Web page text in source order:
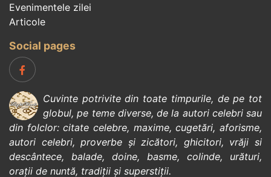
Evenimentele zilei
Articole
Social pages
Cuvinte potrivite din toate timpurile, de pe tot
globul, pe teme diverse, de la autori celebrisau
din folclor:citate celebre, maxime,cugetări,aforisme,
autori celebri,proverbe și zicători, ghicitori, vrăji si
descântece, balade, doine, basme, colinde, urături,
orații de nuntă, tradiții și superstiții.